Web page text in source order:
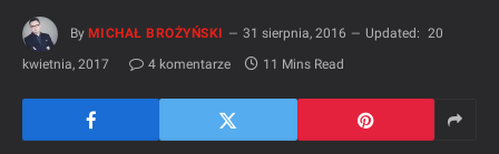
By MICHAŁ BROŻYŃSKI 31 sierpnia, 2016 Updated: 20
kwietnia, 2017
4 komentarze 11 Mins Read